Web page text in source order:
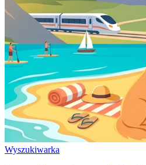
Wyszukiwarka